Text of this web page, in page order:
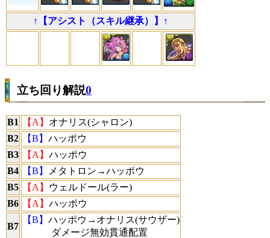
↑【アシスト（スキル継承）】↑
立ち回り解説0
B1 【A】 オナリス(シャロン)
B2
【B】 ハッポウ
B3
【A】 ハッポウ
B4
【B】
メタトロン→ハッポウ
B5
【A】
ウェルドール(ラー)
B6
【A】 ハッポウ
B7
【B】 ハッポウ→オナリス(サウザー)
ダメージ無効貫通配置